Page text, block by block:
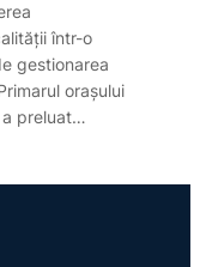
într-o
gestionarea
orașului
a preluat…